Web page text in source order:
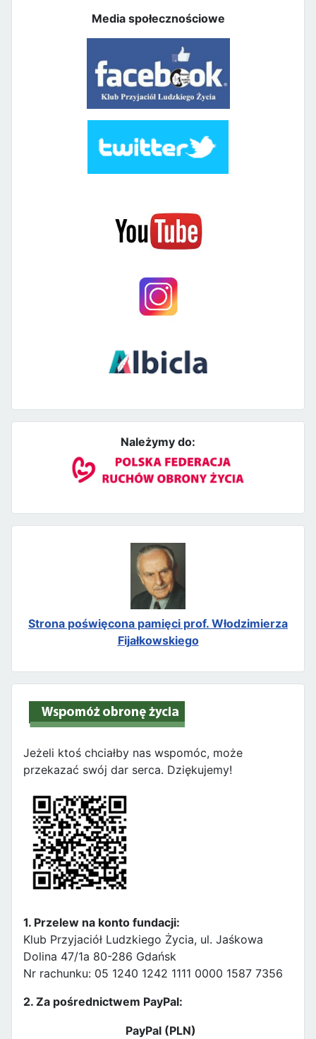
Media społecznościowe
Należymy do:
Strona poświęcona pamięci prof. Włodzimierza
Fijałkowskiego
Jeżeli ktoś chciałby nas wspomóc, może
przekazać swój dar serca. Dziękujemy!
1. Przelew na konto fundacji:
Klub Przyjaciół Ludzkiego Życia, ul. Jaśkowa
Dolina 47/1a 80-286 Gdańsk
Nr rachunku: 05 1240 1242 1111 0000 1587 7356
2. Za pośrednictwem PayPal:
PayPal (PLN)